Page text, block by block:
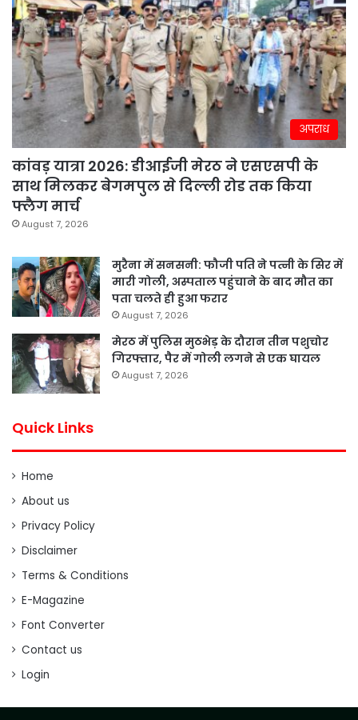
अपराध
कांवड़ यात्रा 2026: डीआईजी मेरठ ने एसएसपी के
साथ मिलकर बेगमपुल से दिल्ली रोड तक किया
फ्लैग मार्च
August 7, 2026
मुरैना में सनसनी: फौजी पति ने पत्नी के सिर में
मारी गोली, अस्पताल पहुंचाने के बाद मौत का
पता चलते ही हुआ फरार
August 7, 2026
मेरठ में पुलिस मुठभेड़ के दौरान तीन पशुचोर
गिरफ्तार, पैर में गोली लगने से एक घायल
August 7, 2026
Quick Links
Home
About us
Privacy Policy
Disclaimer
Terms & Conditions
E-Magazine
Font Converter
Contact us
Login